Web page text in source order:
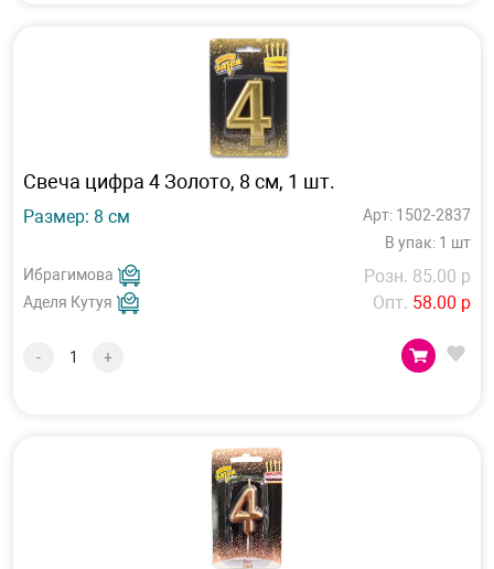
Свеча цифра 4 Золото, 8 см, 1 шт.
Размер: 8 см
Арт: 1502-2837
В упак: 1 шт
Ибрагимова
Аделя Кутуя
Розн. 85.00 р
Опт. 58.00 р
- +